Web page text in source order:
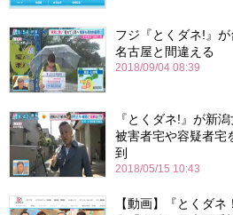
フジ『とくダネ!』
名古屋と間違える
2018/09/04 08:39
『とくダネ!』が新
被害者宅や容疑者宅
到
2018/05/15 10:43
【動画】『とくダ